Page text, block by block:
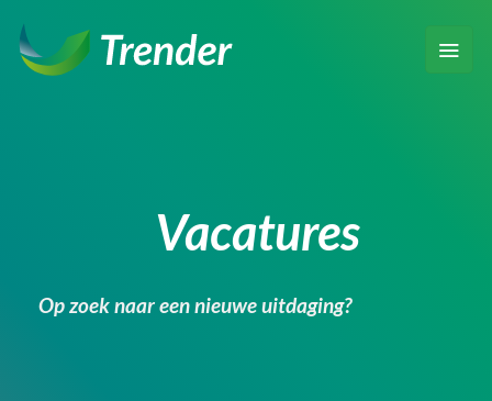
naar
inhoud
Vacatures
Op zoek naar een nieuwe uitdaging?